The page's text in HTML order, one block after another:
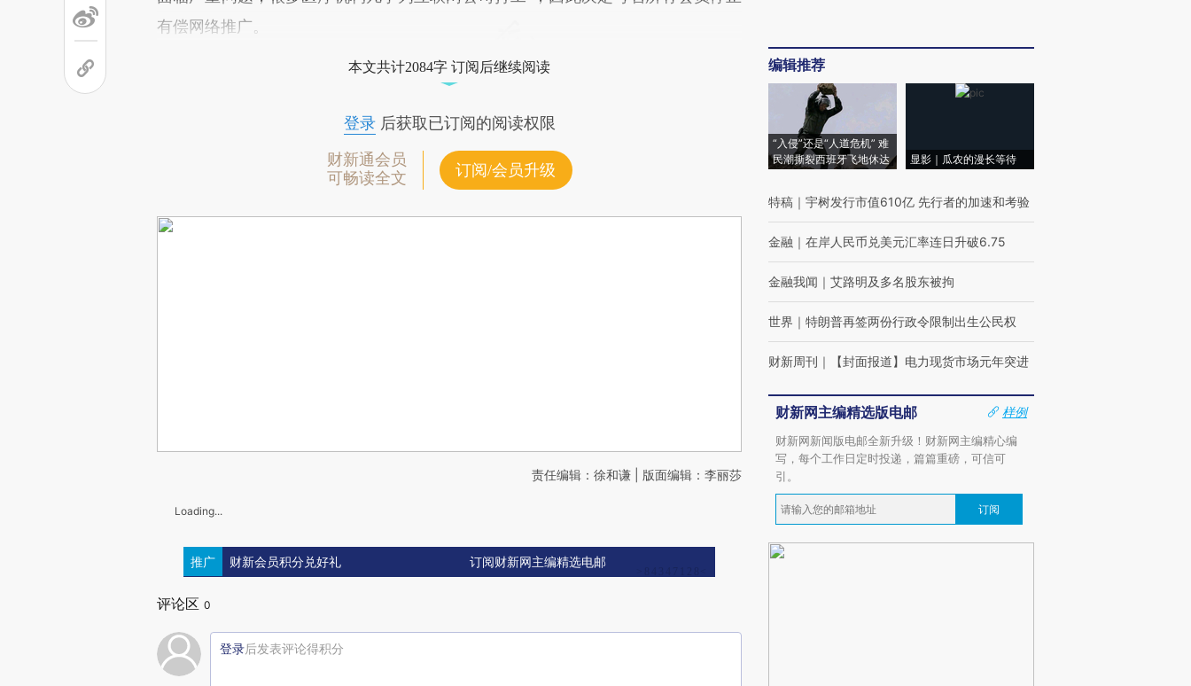
有偿网络推广。
本文共计2084字 订阅后继续阅读
登录后获取已订阅的阅读权限
财新通会员
可畅读全文
订阅/会员升级
责任编辑：徐和谦 | 版面编辑：李丽莎
Loading...
推广 财新会员积分兑好礼 订阅财新网主编精选电邮
评论区 0
登录后发表评论得积分
编辑推荐
“入侵”还是“人道危机” 难
民潮撕裂西班牙飞地休达
显影｜瓜农的漫长等待
特稿 ｜ 宇树发行市值610亿 先行者的加速和考验
金融 ｜ 在岸人民币兑美元汇率连日升破6.75
金融我闻 ｜ 艾路明及多名股东被拘
世界 ｜ 特朗普再签两份行政令限制出生公民权
财新周刊 ｜ 【封面报道】电力现货市场元年突进
财新网主编精选版电邮
样例
财新网新闻版电邮全新升级！财新网主编精心编
写，每个工作日定时投递，篇篇重磅，可信可
引。
订阅